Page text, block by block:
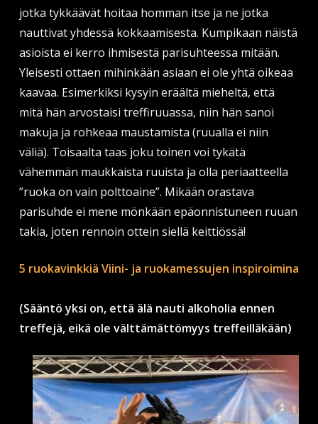
jotka tykkäävät hoitaa homman itse ja ne jotka
nauttivat yhdessä kokkaamisesta. Kumpikaan näistä
asioista ei kerro ihmisestä parisuhteessa mitään.
Yleisesti ottaen mihinkään asiaan ei ole yhtä oikeaa
kaavaa. Esimerkiksi kysyin eräältä mieheltä, että
mitä hän arvostaisi treffiruuassa, niin hän sanoi
makuja ja rohkeaa maustamista (ruualla ei niin
väliä). Toisaalta taas joku toinen voi tykätä
vähemmän maukkaista ruuista ja olla periaatteella
”ruoka on vain polttoaine”. Mikään orastava
parisuhde ei mene mönkään epäonnistuneen ruuan
takia, joten rennoin ottein siellä keittiössä!
5 ruokavinkkiä Viini- ja ruokamessujen inspiroimina
(Sääntö yksi on, että älä nauti alkoholia ennen
treffejä, eikä ole välttämättömyys treffeilläkään)